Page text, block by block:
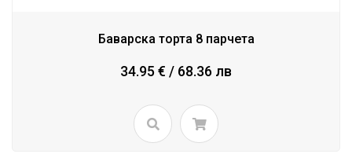
Баварска торта 8 парчета
34.95 € / 68.36 лв